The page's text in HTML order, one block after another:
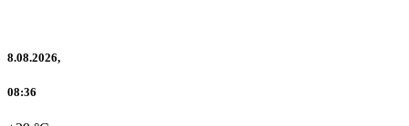
8.08.2026,
08:36